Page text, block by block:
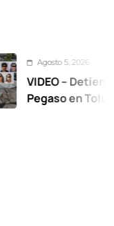
5, 2026
– Detienen a 17
en Toluca